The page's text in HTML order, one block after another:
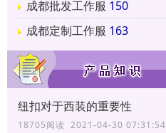
成都批发工作服 150
成都定制工作服 163
纽扣对于西装的重要性
18705阅读 2021-04-30 07:31:54